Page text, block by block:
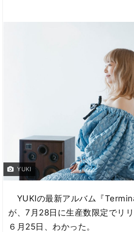
YUKI
YUKIの最新アルバム『
が、7月28日に生産数限定でリ
６月25日、わかった。